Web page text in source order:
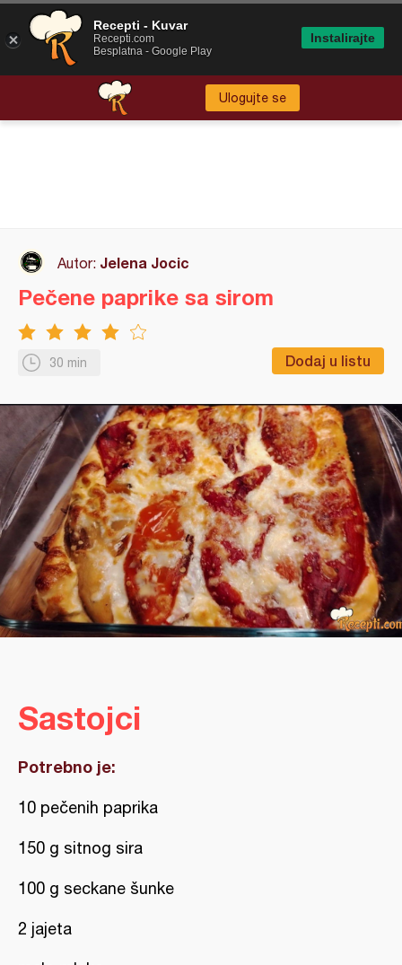
Ulogujte se
Autor: Jelena Jocic
30 min Dodaj u listu
Pečene paprike sa sirom
Sastojci
Potrebno je:
10 pečenih paprika
150 g sitnog sira
100 g seckane šunke
2 jajeta
Recepti - Kuvar
Recepti.com
Besplatna - Google Play
Instalirajte